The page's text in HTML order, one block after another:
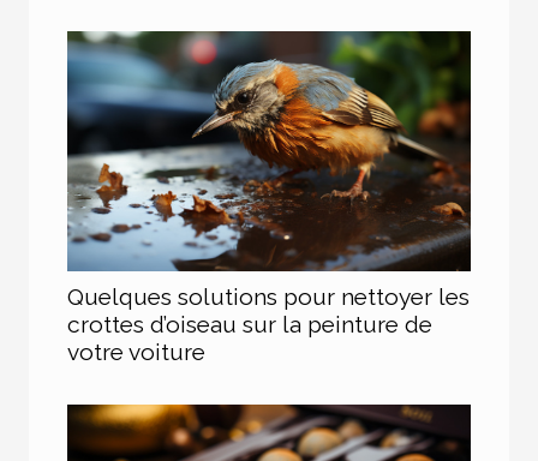
Quelques solutions pour nettoyer les
crottes d’oiseau sur la peinture de
votre voiture